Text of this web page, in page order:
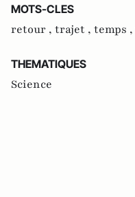
MOTS-CLES
retour , trajet , temps ,
THEMATIQUES
Science